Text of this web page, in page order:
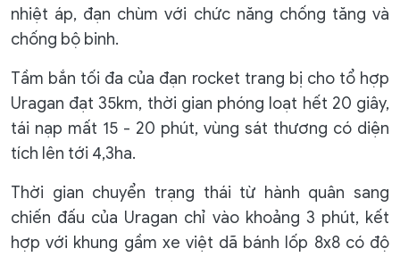
nhiệt áp, đạn chùm với chức năng chống tăng và
chống bộ binh.
Tầm bắn tối đa của đạn rocket trang bị cho tổ hợp
Uragan đạt 35km, thời gian phóng loạt hết 20 giây,
tái nạp mất 15 - 20 phút, vùng sát thương có diện
tích lên tới 4,3ha.
Thời gian chuyển trạng thái từ hành quân sang
chiến đấu của Uragan chỉ vào khoảng 3 phút, kết
hợp với khung gầm xe việt dã bánh lốp 8x8 có độ